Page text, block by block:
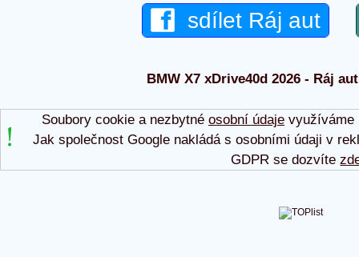
sdílet Ráj aut
BMW X7 xDrive40d 2026 - Ráj
Soubory cookie a nezbytné osobní údajevyužíváme
Jak společnost Google nakládá s osobními údaji v
GDPR se dozvíte